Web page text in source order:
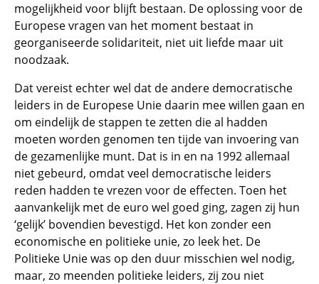
mogelijkheid voor blijft bestaan. De oplossing voor de
Europese vragen van het moment bestaat in
georganiseerde solidariteit, niet uit liefde maar uit
noodzaak.
Dat vereist echter wel dat de andere democratische
leiders in de Europese Unie daarin mee willen gaan en
om eindelijk de stappen te zetten die al hadden
moeten worden genomen ten tijde van invoering van
de gezamenlijke munt. Dat is in en na 1992 allemaal
niet gebeurd, omdat veel democratische leiders
reden hadden te vrezen voor de effecten. Toen het
aanvankelijk met de euro wel goed ging, zagen zij hun
‘gelijk’ bovendien bevestigd. Het kon zonder een
economische en politieke unie, zo leek het. De
Politieke Unie was op den duur misschien wel nodig,
maar, zo meenden politieke leiders, zij zou niet